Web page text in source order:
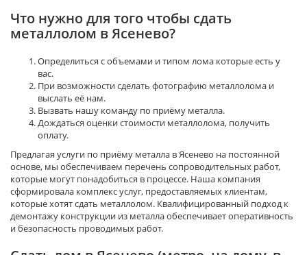
Что нужно для того чтобы сдать
металлолом в Ясенево?
Определиться с объемами и типом лома которые есть у
вас.
При возможности сделать фотографию металлолома и
выслать её нам.
Вызвать нашу команду по приёму металла.
Дождаться оценки стоимости металлолома, получить
оплату.
Предлагая услуги по приёму металла в Ясенево на постоянной
основе, мы обеспечиваем перечень сопроводительных работ,
которые могут понадобиться в процессе. Наша компания
сформировала комплекс услуг, предоставляемых клиентам,
которые хотят сдать металлолом. Квалифицированный подход к
демонтажу конструкции из металла обеспечивает оперативность
и безопасность проводимых работ.